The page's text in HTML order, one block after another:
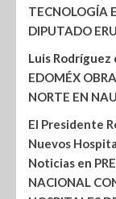
TECNOLOGÍA
DIPUTADO
Luis Rodríguez
EDOMÉX
NORTE EN
El Presidente
Nuevos
Noticias en
NACIONAL